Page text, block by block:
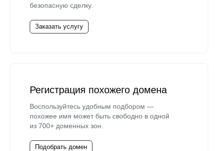
безопасную сделку.
Заказать услугу
Регистрация похожего домена
Воспользуйтесь удобным подбором —
похожее имя может быть свободно в одной
из 700+ доменных зон.
Подобрать домен